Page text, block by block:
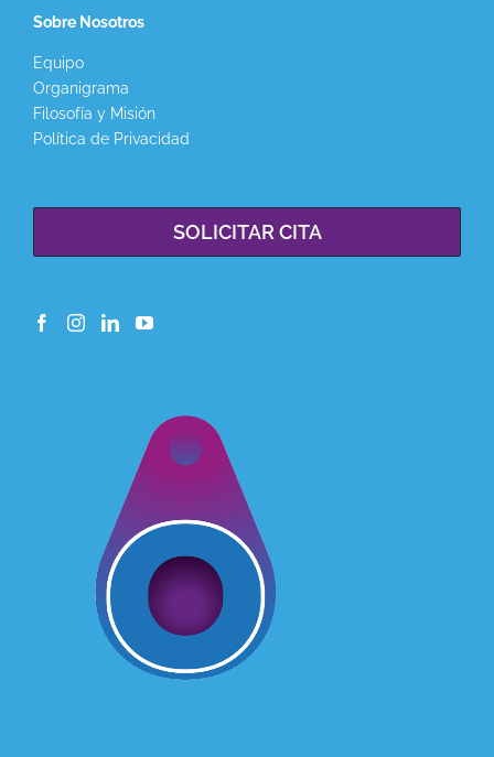
Sobre Nosotros
Equipo
Organigrama
Filosofía y Misión
Política de Privacidad
SOLICITAR CITA